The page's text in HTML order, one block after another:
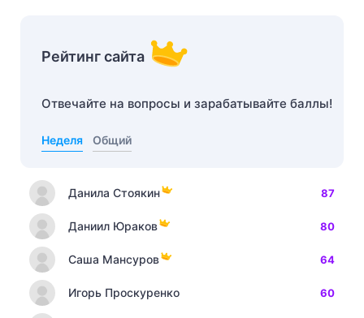
Рейтинг сайта
Отвечайте на вопросы и зарабатывайте баллы!
Неделя Общий
Данила Стоякин 87
Даниил Юраков 80
Саша Мансуров 64
Игорь Проскуренко 60